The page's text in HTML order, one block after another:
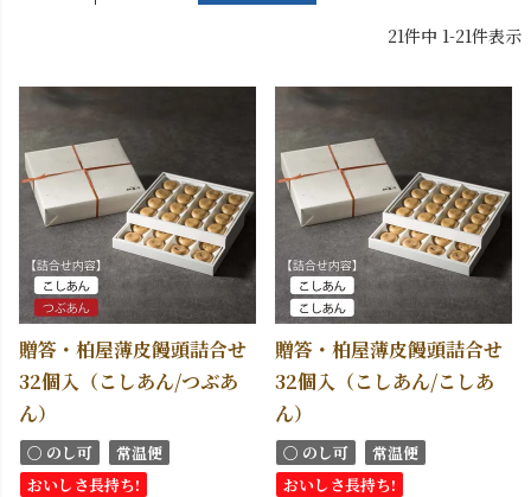
21件中 1-21件表示
贈答・柏屋薄皮饅頭詰合せ
32個入（こしあん/つぶあ
ん）
〇 のし可
常温便
おいしさ長持ち!
贈答・柏屋薄皮饅頭詰合せ
32個入（こしあん/こしあ
ん）
〇 のし可
常温便
おいしさ長持ち!